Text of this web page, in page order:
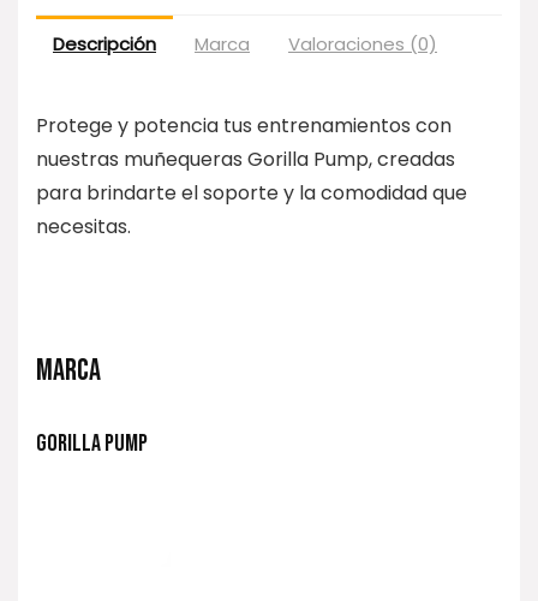
Descripción Marca Valoraciones (0)
Protege y potencia tus entrenamientos con
nuestras muñequeras Gorilla Pump, creadas
para brindarte el soporte y la comodidad que
necesitas.
MARCA
GORILLA PUMP